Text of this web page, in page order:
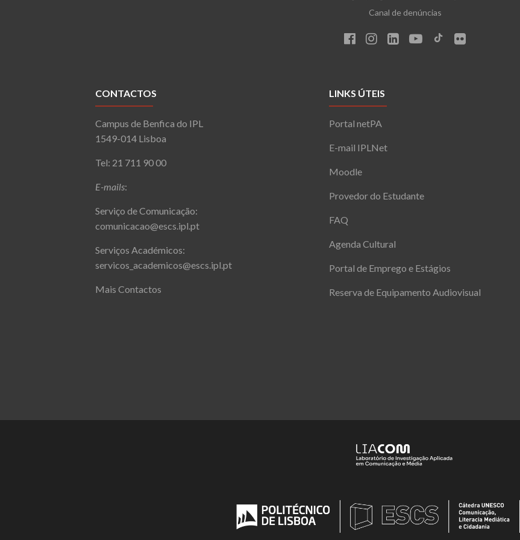
Canal de denúncias
CONTACTOS
Campus de Benfica do IPL
1549-014 Lisboa
Tel: 21 711 90 00
E-mails:
Serviço de Comunicação:
comunicacao@escs.ipl.pt
Serviços Académicos:
servicos_academicos@escs.ipl.pt
Mais Contactos
LINKS ÚTEIS
Portal netPA
E-mail IPLNet
Moodle
Provedor do Estudante
FAQ
Agenda Cultural
Portal de Emprego e Estágios
Reserva de Equipamento Audiovisual